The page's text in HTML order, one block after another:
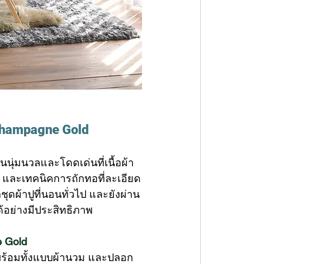
Gold
นุ่มนวลและโดดเด่นที่เนื้อผ้า
ละเทคนิคการถักทอที่ละเอียด
ดผ้าปูที่นอนทั่วไป และยังผ่าน
ย่างมีประสิทธิภาพ
Gold
อมทั้งแบบผ้านวม และปลอก